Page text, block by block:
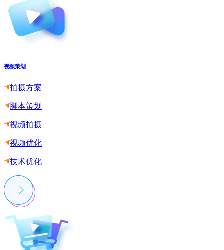
视频策划
拍摄方案
脚本策划
视频拍摄
视频优化
技术优化